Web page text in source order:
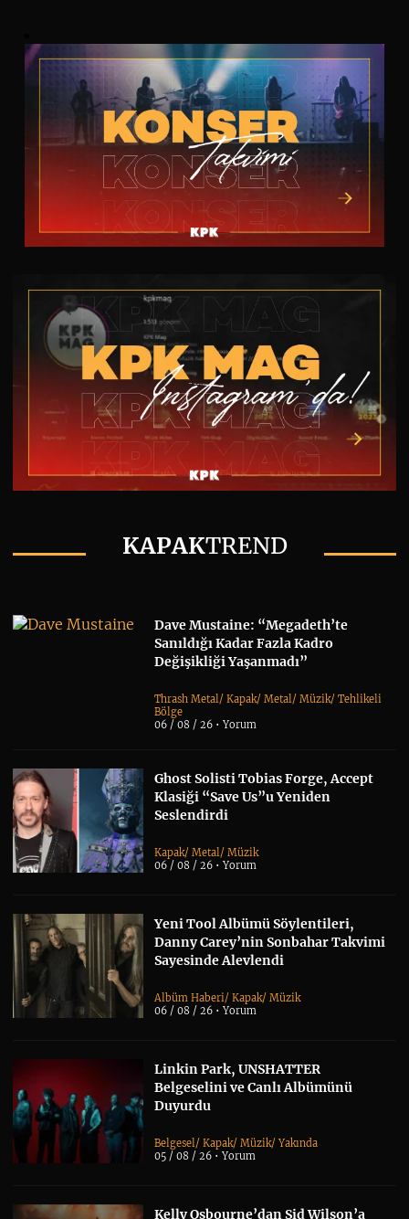
KAPAKTREND
Dave Mustaine: “Megadeth’te
Sanıldığı Kadar Fazla Kadro
Değişikliği Yaşanmadı”
Thrash Metal /Kapak/Metal /Müzik/Tehlikeli
Bölge
06 / 08 / 26 •Yorum
Ghost Solisti Tobias Forge, Accept
Klasiği “Save Us”u Yeniden
Seslendirdi
Kapak/Metal /Müzik
06 / 08 / 26 •Yorum
Yeni Tool Albümü Söylentileri,
Danny Carey’nin Sonbahar Takvimi
Sayesinde Alevlendi
Albüm Haberi/Kapak/Müzik
06 / 08 / 26 •Yorum
Linkin Park, UNSHATTER
Belgeselini ve Canlı Albümünü
Duyurdu
Belgesel/Kapak/Müzik/Yakında
05 / 08 / 26 •Yorum
Kelly Osbourne’dan Sid Wilson’a